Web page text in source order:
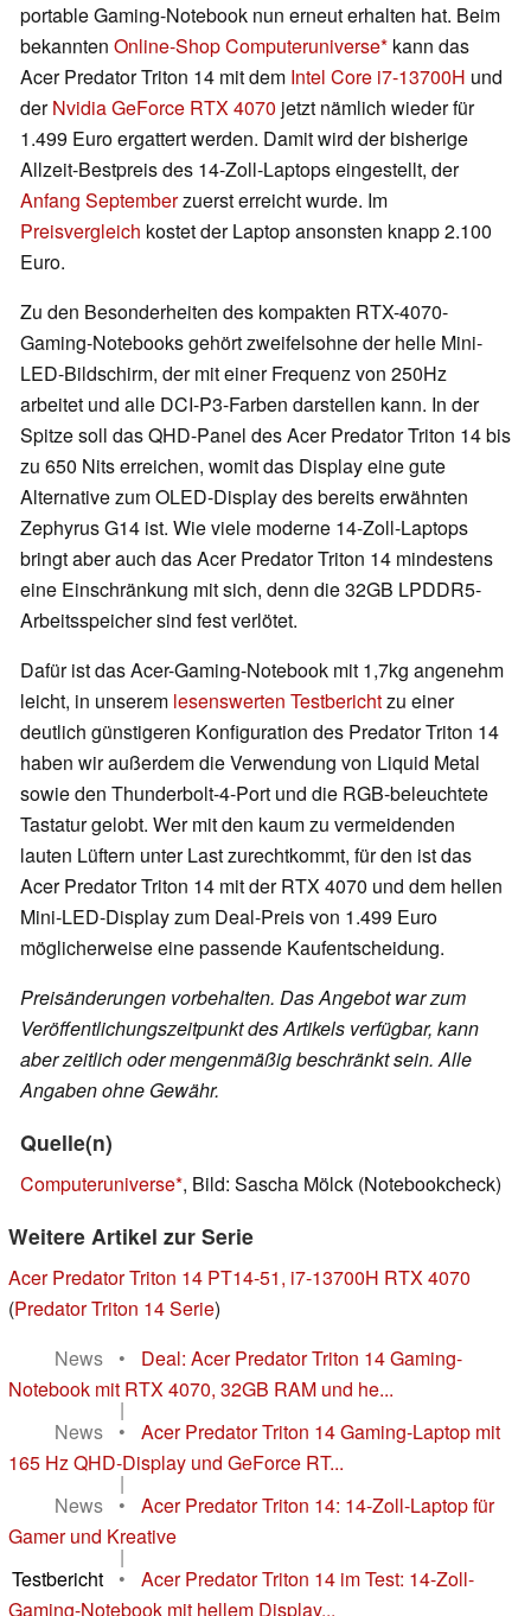
portable Gaming-Notebook nun erneut erhalten hat. Beim
bekannten Online-Shop Computeruniverse kann das
Acer Predator Triton 14 mit dem Intel Core i7-13700H und
derNvidia GeForce RTX 4070 jetzt nämlich wieder für
1.499 Euro ergattert werden. Damit wird der bisherige
Allzeit-Bestpreis des 14-Zoll-Laptops eingestellt, der
Anfang Septemberzuerst erreicht wurde. Im
Preisvergleich kostet der Laptop ansonsten knapp 2.100
Euro.
Zu den Besonderheiten des kompakten RTX-4070-
Gaming-Notebooks gehört zweifelsohne der helle Mini-
LED-Bildschirm, der mit einer Frequenz von 250Hz
arbeitet und alle DCI-P3-Farben darstellen kann. In der
Spitze soll das QHD-Panel des Acer Predator Triton 14 bis
zu 650 Nits erreichen, womit das Display eine gute
Alternative zum OLED-Display des bereits erwähnten
Zephyrus G14 ist. Wie viele moderne 14-Zoll-Laptops
bringt aber auch das Acer Predator Triton 14 mindestens
eine Einschränkung mit sich, denn die 32GB LPDDR5-
Arbeitsspeicher sind fest verlötet.
Dafür ist das Acer-Gaming-Notebook mit 1,7kg angenehm
leicht, in unserem lesenswerten Testberichtzu einer
deutlich günstigeren Konfiguration des Predator Triton 14
haben wir außerdem die Verwendung von Liquid Metal
sowie den Thunderbolt-4-Port und die RGB-beleuchtete
Tastatur gelobt. Wer mit den kaum zu vermeidenden
lauten Lüftern unter Last zurechtkommt, für den ist das
Acer Predator Triton 14 mit der RTX 4070 und dem hellen
Mini-LED-Display zum Deal-Preis von 1.499 Euro
möglicherweise eine passende Kaufentscheidung.
Preisänderungen vorbehalten. Das Angebot war zum
Veröffentlichungszeitpunkt des Artikels verfügbar, kann
aber zeitlich oder mengenmäßig beschränkt sein. Alle
Angaben ohne Gewähr.
Quelle(n)
Computeruniverse , Bild: Sascha Mölck (Notebookcheck)
Weitere Artikel zur Serie
Acer Predator Triton 14 PT14-51, i7-13700H RTX 4070
(Predator Triton 14 Serie)
News
•
Deal: Acer Predator Triton 14 Gaming-
Notebook mit RTX 4070, 32GB RAM und he...
|
News
•
Acer Predator Triton 14 Gaming-Laptop mit
165 Hz QHD-Display und GeForce RT...
|
News
•
Acer Predator Triton 14: 14-Zoll-Laptop für
Gamer und Kreative
|
Testbericht
•
Acer Predator Triton 14 im Test: 14-Zoll-
Gaming-Notebook mit hellem Display...